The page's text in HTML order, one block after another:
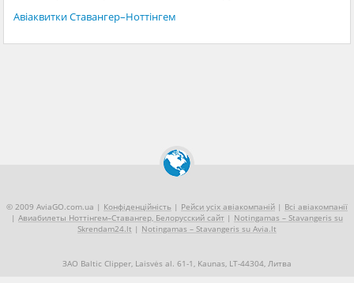
Авіаквитки Ставангер–Ноттінгем
© 2009 AviaGO.com.ua | Конфіденційність | Рейси усіх авіакомпаній | Всі авіакомпанії
| Авиабилеты Ноттінгем–Ставангер, Белорусский сайт | Notingamas – Stavangeris su
Skrendam24.lt | Notingamas – Stavangeris su Avia.lt
ЗАО Baltic Clipper, Laisvės al. 61-1, Kaunas, LT-44304, Литва